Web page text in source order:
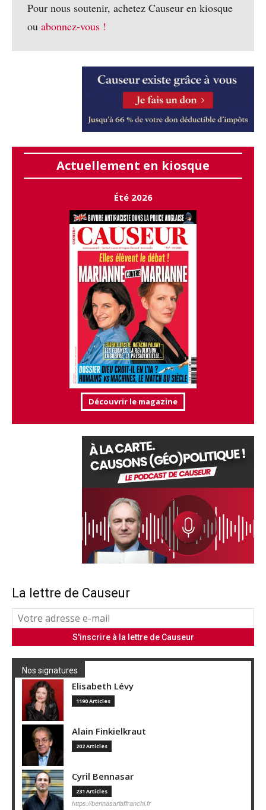
Pour nous soutenir, achetez Causeur en kiosque
ou abonnez-vous !
Actuellement en kiosque
Été 2026
Découvrir le magazine
La lettre de Causeur
Nos signatures
Elisabeth Lévy
1190 Articles
Alain Finkielkraut
202 Articles
Cyril Bennasar
231 Articles
https://bennasarlaffranchi.fr